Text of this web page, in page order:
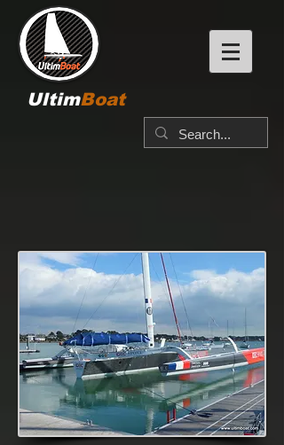
UltimBoat